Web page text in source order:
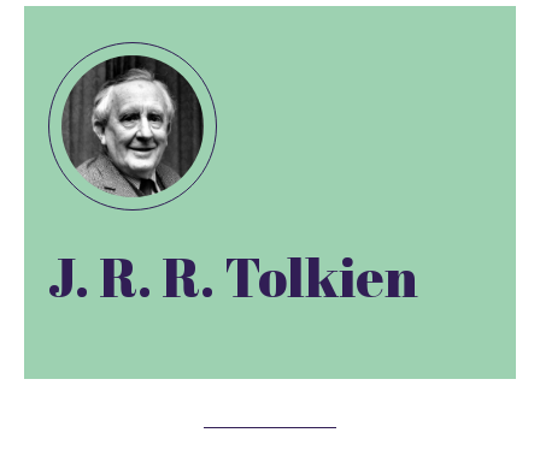
J. R. R. Tolkien